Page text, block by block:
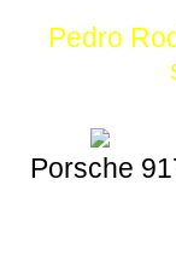
Pedro
Porsche